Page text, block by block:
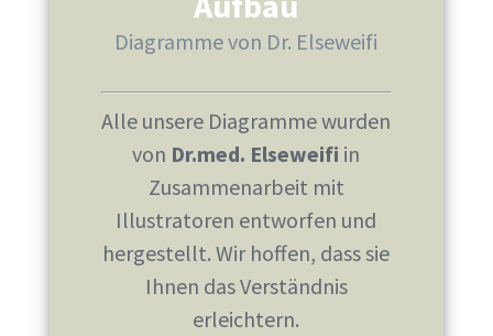
Diagramme von Dr. Elseweifi
Alle unsere Diagramme wurden
von Dr.med. Elseweifi in
Zusammenarbeit mit
Illustratoren entworfen und
hergestellt. Wir hoffen, dass sie
Ihnen das Verständnis
erleichtern.